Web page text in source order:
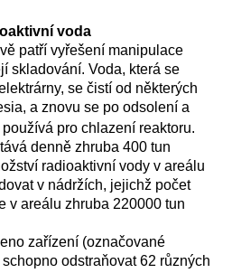
voda
patří vyřešení manipulace
skladování. Voda, která se
se čistí od některých
a znovu se po odsolení a
pro chlazení reaktoru.
denně zhruba 400 tun
radioaktivní vody v areálu
v nádržích, jejichž počet
v areálu zhruba 220000 tun
zařízení (označované
odstraňovat 62 různých